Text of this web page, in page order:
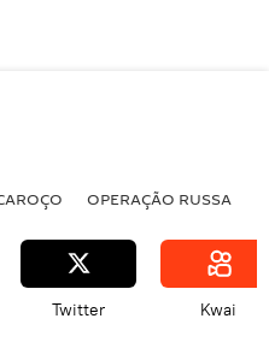
OPERAÇÃO RUSSA
Twitter Kwai